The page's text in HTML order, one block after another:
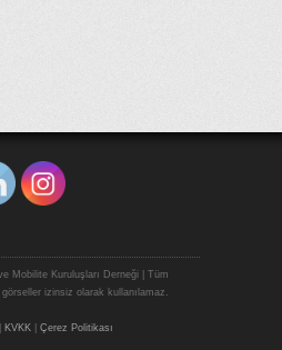
Mobilite Kuruluşları Derneği | Tüm
görseller izinsiz olarak kullanılamaz.
KVKK Çerez Politikası